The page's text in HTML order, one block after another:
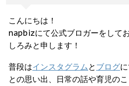
こんにちは！
napbizにて公式ブロガーをしてお
しろみと申します！
普段はインスタグラムと ブログ
との思い出、日常の話や育児の